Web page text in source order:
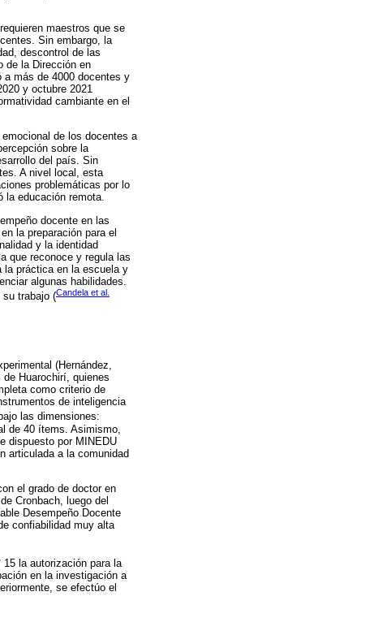
maestros que se
Sin embargo, la
descontrol de las
de la Dirección en
a más de 4000 docentes y
y octubre 2021
cambiante en el
de los docentes a
sobre la
del país. Sin
A nivel local, esta
problemáticas por lo
la educación remota.
docente en las
la preparación para el
y la identidad
que reconoce y regula las
la práctica en la escuela y
algunas habilidades.
su trabajo (Candela et al.
(Hernández,
Huarochirí, quienes
como criterio de
de inteligencia
las dimensiones:
de 40 ítems. Asimismo,
dispuesto por MINEDU
articulada a la comunidad
el grado de doctor en
Cronbach, luego del
Desempeño Docente
confiabilidad muy alta
la autorización para la
en la investigación a
se efectúo el